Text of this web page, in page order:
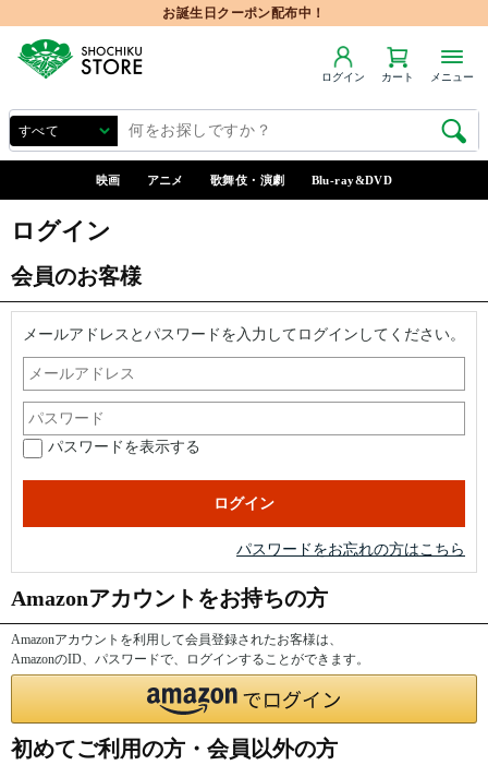
お誕生日クーポン配布中！
ログイン カート メニュー
映画 アニメ 歌舞伎・演劇 Blu-ray&DVD
ログイン
会員のお客様
メールアドレスとパスワードを入力してログインしてください。
パスワードを表示する
パスワードをお忘れの方はこちら
Amazonアカウントをお持ちの方
Amazonアカウントを利用して会員登録されたお客様は、
AmazonのID、パスワードで、ログインすることができます。
初めてご利用の方・会員以外の方